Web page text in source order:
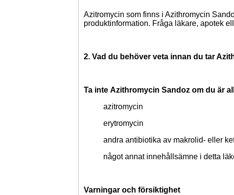
Azitromycin som finns i Azithromycin
produktinformation. Fråga läkare, apotek
2. Vad du behöver veta innan du tar
Ta inte Azithromycin Sandoz om du är
azitromycin
erytromycin
andra antibiotika av makrolid- eller
något annat innehållsämne i detta
Varningar och försiktighet